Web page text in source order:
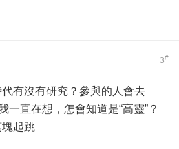
3#
有沒有研究？參與的人會去
一直在想，怎會知道是“高靈”？
起跳